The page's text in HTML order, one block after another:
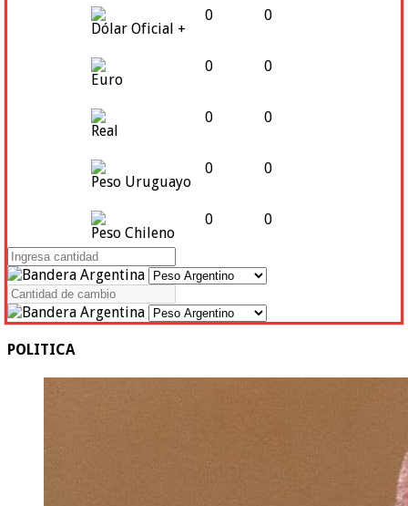
Dólar Oficial +
0 0
Euro
0 0
Real
0 0
Peso Uruguayo
0 0
Peso Chileno
0 0
POLITICA